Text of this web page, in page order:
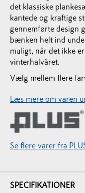
det klassiske
kantede og kraftige
gennemførte design
bænken helt ind
muligt, når det ikke
vinterhalvåret.
Vælg mellem flere
Læs mere om varen
Se flere varer fra
SPECIFIKATIONER